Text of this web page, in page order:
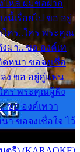
หล ผมขอฝาก
นี้เรื่อยไป ขอ อยู่
ใคร..ใคร พระคุณ
มา.. ขอ องค์เท
หนา ขอจงเชื่อ
ลง ขอ อยู่คู่แฟน
ใคร พระคุณผู้ฟัง
ขอ องค์เทวา
ขอจงเชื่อใจ ไว้